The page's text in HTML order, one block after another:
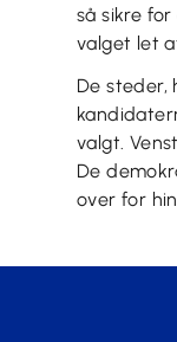
så sikre
valget let
De
valgt.
De
over for